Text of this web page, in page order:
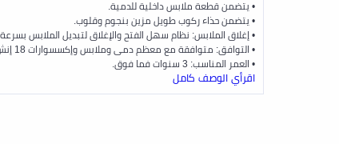
• يتضمن قطعة ملابس داخلية للدمية.
• يتضمن حذاء ركوب طويل مزين بنجوم وقلوب.
• إغلاق الملابس: نظام سهل الفتح والإغلاق لتبديل الملابس
• التوافق: متوافقة مع معظم دمى وملابس وإكسسوارات 18 إنش.
• العمر المناسب: 3 سنوات فما فوق.
اقرأي الوصف كامل